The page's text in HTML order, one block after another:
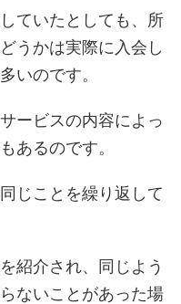
ていたとしても、所
うかは実際に入会し
いのです。
ービスの内容によっ
あるのです。
じことを繰り返して
紹介され、同じよう
ないことがあった場